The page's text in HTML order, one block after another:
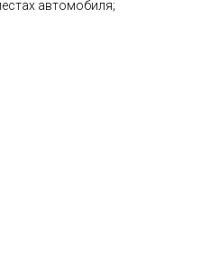
автомобиля;